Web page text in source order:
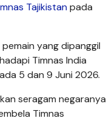
Tajikistanpada
yang dipanggil
Timnas India
5 dan 9 Juni 2026.
seragam negaranya
Timnas